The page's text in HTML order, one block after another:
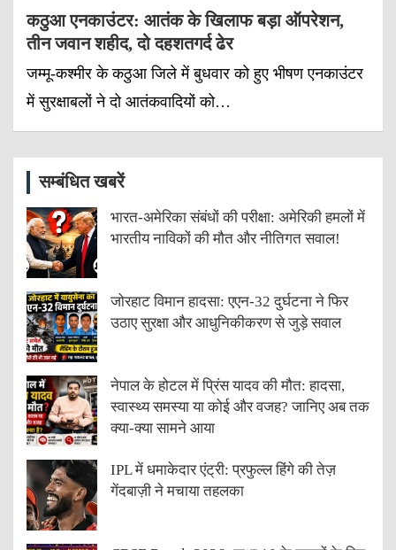
कठुआ एनकाउंटर: आतंक के खिलाफ बड़ा ऑपरेशन,
तीन जवान शहीद, दो दहशतगर्द ढेर
जम्मू-कश्मीर के कठुआ जिले में बुधवार को हुए भीषण एनकाउंटर
में सुरक्षाबलों ने दो आतंकवादियों को…
सम्बंधित खबरें
भारत-अमेरिका संबंधों की परीक्षा: अमेरिकी हमलों में
भारतीय नाविकों की मौत और नीतिगत सवाल!
जोरहाट विमान हादसा: एएन-32 दुर्घटना ने फिर
उठाए सुरक्षा और आधुनिकीकरण से जुड़े सवाल
नेपाल के होटल में प्रिंस यादव की मौत: हादसा,
स्वास्थ्य समस्या या कोई और वजह? जानिए अब तक
क्या-क्या सामने आया
IPL में धमाकेदार एंट्री: प्रफुल्ल हिंगे की तेज़
गेंदबाज़ी ने मचाया तहलका